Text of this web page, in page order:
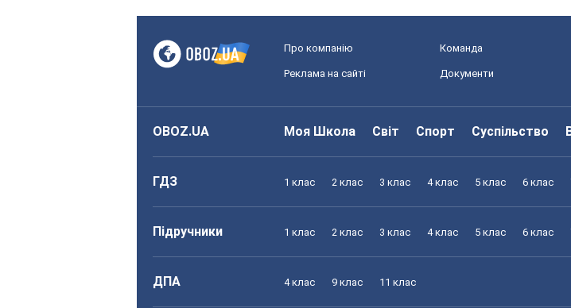
Про компанію Команда
Реклама на сайті Документи
OBOZ.UA Моя Школа Світ Спорт Суспільство
ГДЗ 1 клас 2 клас 3 клас 4 клас 5 клас 6 клас
Підручники 1 клас 2 клас 3 клас 4 клас 5 клас 6 клас
ДПА 4 клас 9 клас 11 клас